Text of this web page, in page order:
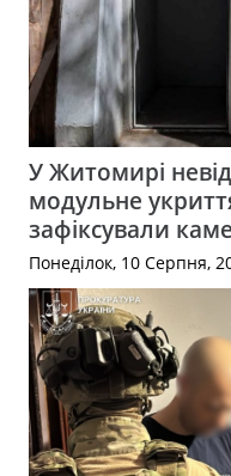
У Житомирі
модульне
зафіксували
Понеділок, 10 Серпня,